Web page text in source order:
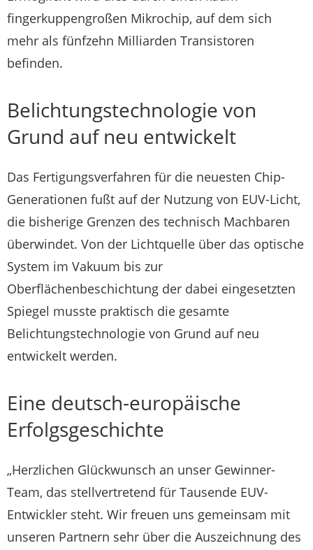
fingerkuppengroßen Mikrochip, auf dem sich
mehr als fünfzehn Milliarden Transistoren
befinden.
Belichtungstechnologie von
Grund auf neu entwickelt
Das Fertigungsverfahren für die neuesten Chip-
Generationen fußt auf der Nutzung von EUV-Licht,
die bisherige Grenzen des technisch Machbaren
überwindet. Von der Lichtquelle über das optische
System im Vakuum bis zur
Oberflächenbeschichtung der dabei eingesetzten
Spiegel musste praktisch die gesamte
Belichtungstechnologie von Grund auf neu
entwickelt werden.
Eine deutsch-europäische
Erfolgsgeschichte
„Herzlichen Glückwunsch an unser Gewinner-
Team, das stellvertretend für Tausende EUV-
Entwickler steht. Wir freuen uns gemeinsam mit
unseren Partnern sehr über die Auszeichnung des